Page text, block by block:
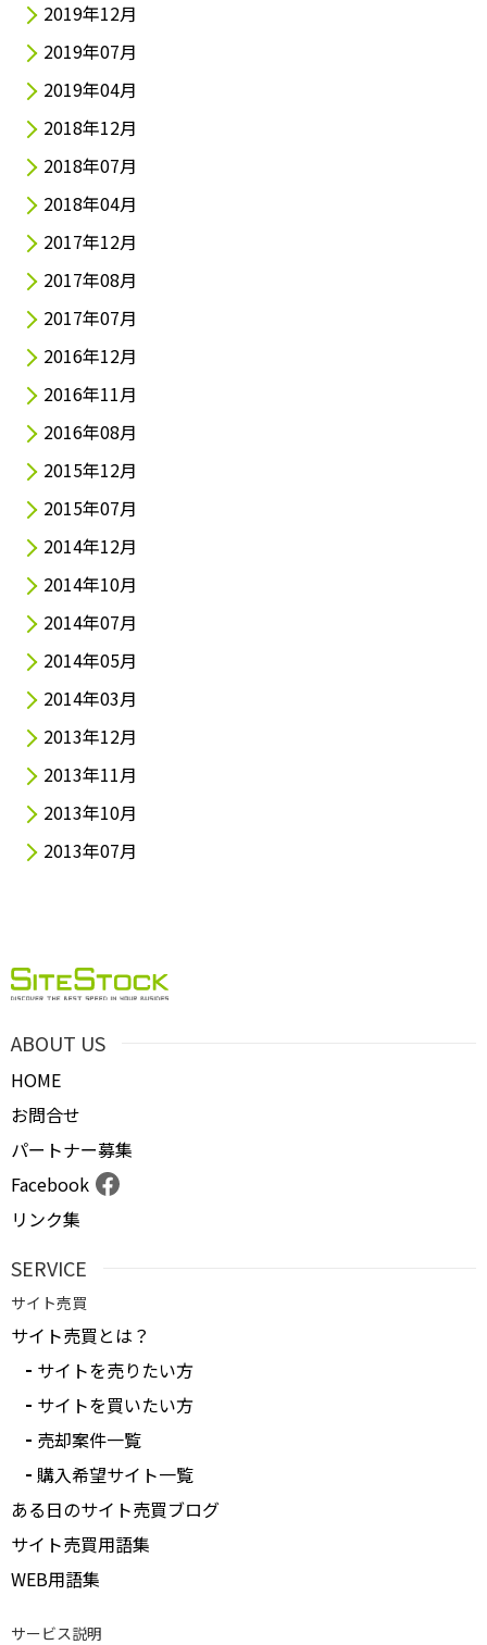
2019年12月
2019年07月
2019年04月
2018年12月
2018年07月
2018年04月
2017年12月
2017年08月
2017年07月
2016年12月
2016年11月
2016年08月
2015年12月
2015年07月
2014年12月
2014年10月
2014年07月
2014年05月
2014年03月
2013年12月
2013年11月
2013年10月
2013年07月
ABOUT US
HOME
お問合せ
パートナー募集
Facebook
リンク集
SERVICE
サイト売買
サイト売買とは？
サイトを売りたい方
サイトを買いたい方
売却案件一覧
購入希望サイト一覧
ある日のサイト売買ブログ
サイト売買用語集
WEB用語集
サービス説明